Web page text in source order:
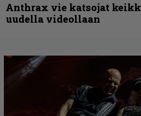
Anthrax vie katsojat
uudella videollaan